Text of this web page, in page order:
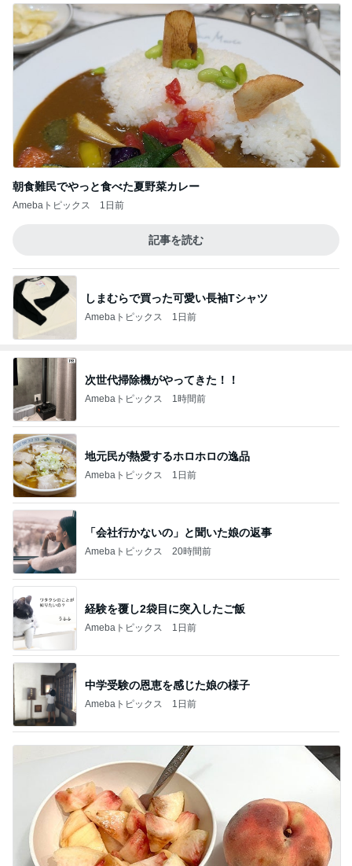
朝食難民でやっと食べた夏野菜カレー
Amebaトピックス 1日前
記事を読む
しまむらで買った可愛い長袖Tシャツ
Amebaトピックス 1日前
次世代掃除機がやってきた！！
Amebaトピックス 1時間前
地元民が熱愛するホロホロの逸品
Amebaトピックス 1日前
「会社行かないの」と聞いた娘の返事
Amebaトピックス 20時間前
経験を覆し2袋目に突入したご飯
Amebaトピックス 1日前
中学受験の恩恵を感じた娘の様子
Amebaトピックス 1日前